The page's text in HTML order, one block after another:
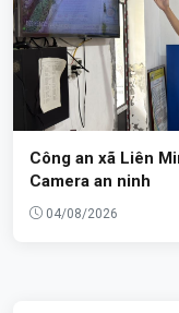
Công an xã Liên
Camera an ninh
04/08/2026